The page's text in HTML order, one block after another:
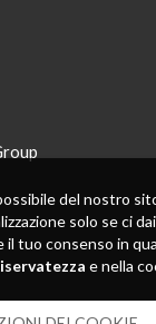
del nostro
solo se ci
il tuo consenso in
e nella